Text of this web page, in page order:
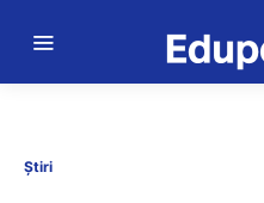
Știri